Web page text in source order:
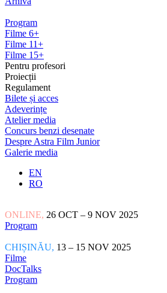
Program
Filme 6+
Filme 11+
Filme 15+
Pentru profesori
Proiecții
Regulament
Bilete și acces
Adeverințe
Atelier media
Concurs benzi desenate
Despre Astra Film Junior
Galerie media
EN
RO
ONLINE, 26 OCT – 9 NOV 2025
Program
CHIȘINĂU, 13 – 15 NOV 2025
Filme
DocTalks
Program